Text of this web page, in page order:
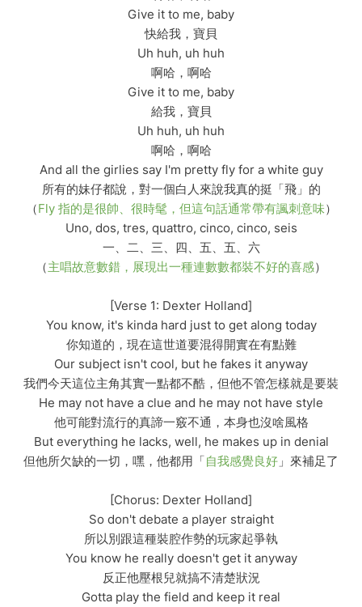
Give it to me, baby
快給我，寶貝
Uh huh, uh huh
啊哈，啊哈
Give it to me, baby
給我，寶貝
Uh huh, uh huh
啊哈，啊哈
And all the girlies say I'm pretty fly for a white guy
所有的妹仔都說，對一個白人來說我真的挺「飛」的
（Fly 指的是很帥、很時髦，但這句話通常帶有諷刺意味）
Uno, dos, tres, quattro, cinco, cinco, seis
一、二、三、四、五、五、六
（主唱故意數錯，展現出一種連數數都裝不好的喜感）
[Verse 1: Dexter Holland]
You know, it's kinda hard just to get along today
你知道的，現在這世道要混得開實在有點難
Our subject isn't cool, but he fakes it anyway
我們今天這位主角其實一點都不酷，但他不管怎樣就是要裝
He may not have a clue and he may not have style
他可能對流行的真諦一竅不通，本身也沒啥風格
But everything he lacks, well, he makes up in denial
但他所欠缺的一切，嘿，他都用「自我感覺良好 」來補足了
[Chorus: Dexter Holland]
So don't debate a player straight
所以別跟這種裝腔作勢的玩家起爭執
You know he really doesn't get it anyway
反正他壓根兒就搞不清楚狀況
Gotta play the field and keep it real